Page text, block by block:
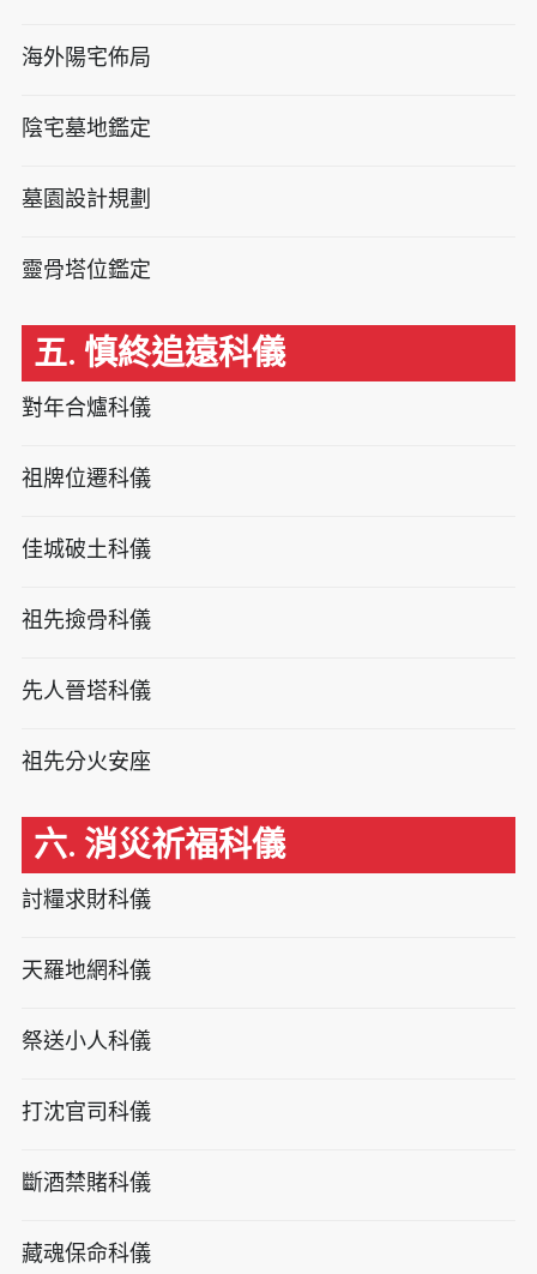
海外陽宅佈局
陰宅墓地鑑定
墓園設計規劃
靈骨塔位鑑定
五. 慎終追遠科儀
對年合爐科儀
祖牌位遷科儀
佳城破土科儀
祖先撿骨科儀
先人晉塔科儀
祖先分火安座
六. 消災祈福科儀
討糧求財科儀
天羅地網科儀
祭送小人科儀
打沈官司科儀
斷酒禁賭科儀
藏魂保命科儀